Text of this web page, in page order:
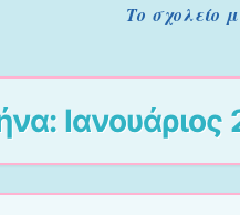
Το σχολείο
Ιανουάριος